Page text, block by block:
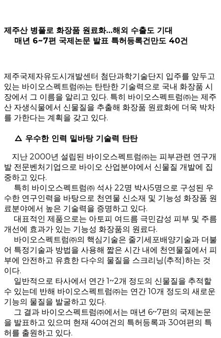
제주산 병풀로 화장품 원료화…해외 수출도 기대
매년 6~7편 국제논문 발표 특허등록건만도 40건
제주국제자유도시개발센터 첨단과학기술단지 입주를 앞두고
있는 바이오스펙트럼㈜는 탄탄한 기술력으로 국내 화장품 시
장에서 그 이름을 알리고 있다. 특히 바이오스펙트럼㈜는 제주
산 자생식물에서 신물질을 추출해 화장품 원료화에 더욱 박차
를 가한다는 계획을 갖고 있다.
△ 우수한 인력 밑바탕 기술력 탄탄
지난 2000년 설립된 바이오스펙트럼㈜는 피부관련 연구개
발 전문벤처기업으로 바이오 산업분야에서 신물질 개발에 집
중하고 있다.
특히 바이오스펙트럼㈜ 석사 22명 박사5명으로 구성된 우
수한 연구인력을 바탕으로 천연물 신소재 및 기능성 화장품 원
료분야에서 높은 기술력을 증명하고 있다.
대표적인 제품으로는 아토피 여드름 극민감성 피부 및 주름
개선에 효과가 있는 기능성 화장품의 원료다.
바이오스펙트럼㈜의 핵심기술은 줄기세포배양기술과 더불
어 특정기술과 방법을 사용해 짧은 시간 내에 천연물질에서 피
부에 안전하고 유효한 다수의 물질을 스크리닝(추적)하는 것
이다.
일반적으로 타사에서 연간 1~2개 정도의 신물질을 추적할
수 있는데 반해 바이오스펙트럼㈜는 연간 10개 정도의 새로운
기능의 물질을 발굴하고 있다.
그 결과 바이오스펙트럼㈜에서는 매년 6~7편의 국제논문
을 발표하고 있으며 현재 40여건의 특허등록과 30여편의 특
허를 출원하고 있다.